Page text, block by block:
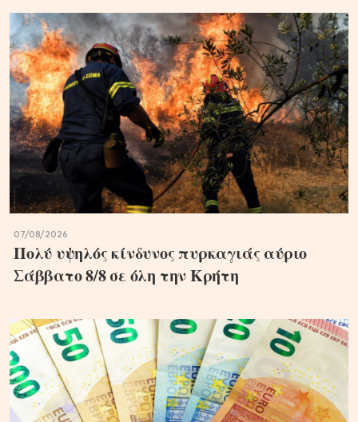
07/08/2026
Πολύ υψηλός κίνδυνος πυρκαγιάς αύριο
Σάββατο 8/8 σε όλη την Κρήτη